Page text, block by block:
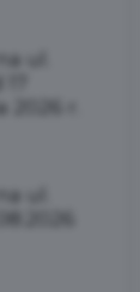
ul.
r.
ul.